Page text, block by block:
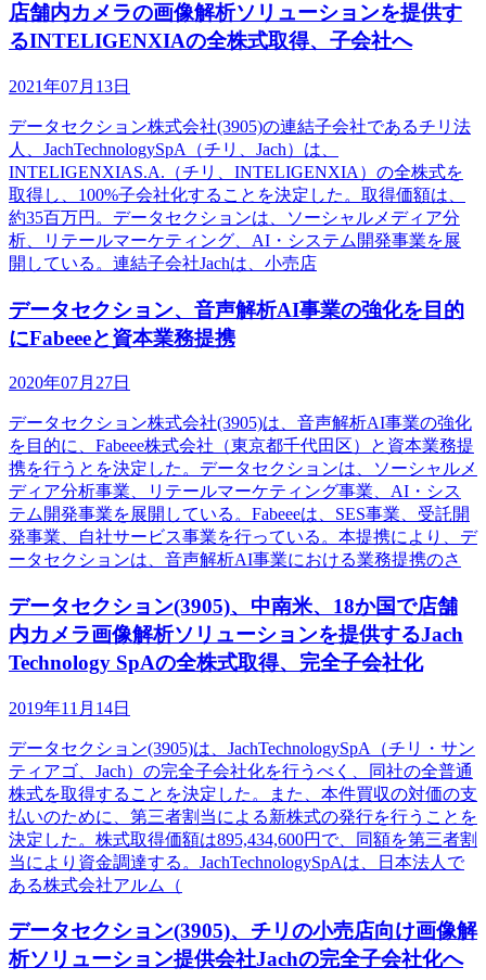
店舗内カメラの画像解析ソリューションを提供す
るINTELIGENXIAの全株式取得、子会社へ
2021年07月13日
データセクション株式会社(3905)の連結子会社であるチリ法
人、JachTechnologySpA（チリ、Jach）は、
INTELIGENXIAS.A.（チリ、INTELIGENXIA）の全株式を
取得し、100%子会社化することを決定した。取得価額は、
約35百万円。データセクションは、ソーシャルメディア分
析、リテールマーケティング、AI・システム開発事業を展
開している。連結子会社Jachは、小売店
データセクション、音声解析AI事業の強化を目的
にFabeeeと資本業務提携
2020年07月27日
データセクション株式会社(3905)は、音声解析AI事業の強化
を目的に、Fabeee株式会社（東京都千代田区）と資本業務提
携を行うとを決定した。データセクションは、ソーシャルメ
ディア分析事業、リテールマーケティング事業、AI・シス
テム開発事業を展開している。Fabeeeは、SES事業、受託開
発事業、自社サービス事業を行っている。本提携により、デ
ータセクションは、音声解析AI事業における業務提携のさ
データセクション(3905)、中南米、18か国で店舗
内カメラ画像解析ソリューションを提供するJach
Technology SpAの全株式取得、完全子会社化
2019年11月14日
データセクション(3905)は、JachTechnologySpA（チリ・サン
ティアゴ、Jach）の完全子会社化を行うべく、同社の全普通
株式を取得することを決定した。また、本件買収の対価の支
払いのために、第三者割当による新株式の発行を行うことを
決定した。株式取得価額は895,434,600円で、同額を第三者割
当により資金調達する。JachTechnologySpAは、日本法人で
ある株式会社アルム（
データセクション(3905)、チリの小売店向け画像解
析ソリューション提供会社Jachの完全子会社化へ